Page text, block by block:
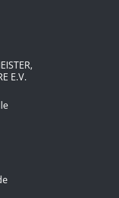
E.V.